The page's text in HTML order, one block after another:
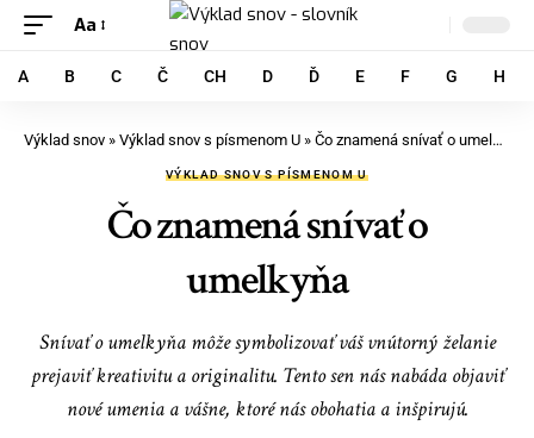
Aa
A B C Č CH D Ď E F G H
Výklad snov » Výklad snov s písmenom U » Čo znamená snívať o umelkyňa
VÝKLAD SNOV S PÍSMENOM U
Čo znamená snívať o
umelkyňa
Snívať o umelkyňa môže symbolizovať váš vnútorný želanie
prejaviť kreativitu a originalitu. Tento sen nás nabáda objaviť
nové umenia a vášne, ktoré nás obohatia a inšpirujú.